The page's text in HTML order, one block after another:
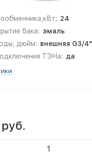
24
бака: эмаль
дюйм: внешняя G3/4"
ТЭНа: да